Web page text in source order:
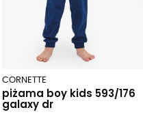
CORNETTE
piżama boy kids 593/176
galaxy dr